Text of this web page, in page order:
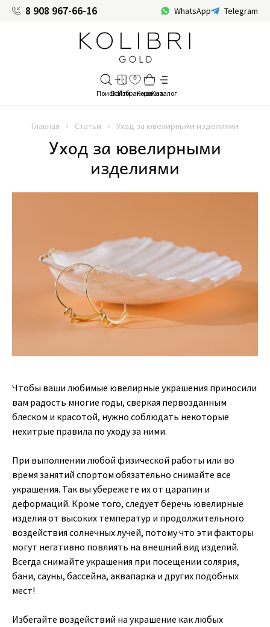
8 908 967-66-16 WhatsApp Telegram
Главная Статьи Уход за ювелирными изделиями
Уход за ювелирными
изделиями
Чтобы ваши любимые ювелирные украшения приносили
вам радость многие годы, сверкая первозданным
блеском и красотой, нужно соблюдать некоторые
нехитрые правила по уходу за ними.
При выполнении любой физической работы или во
время занятий спортом обязательно снимайте все
украшения. Так вы убережете их от царапин и
деформаций. Кроме того, следует беречь ювелирные
изделия от высоких температур и продолжительного
воздействия солнечных лучей, потому что эти факторы
могут негативно повлиять на внешний вид изделий.
Всегда снимайте украшения при посещении солярия,
бани, сауны, бассейна, аквапарка и других подобных
мест!
Избегайте воздействий на украшение как любых